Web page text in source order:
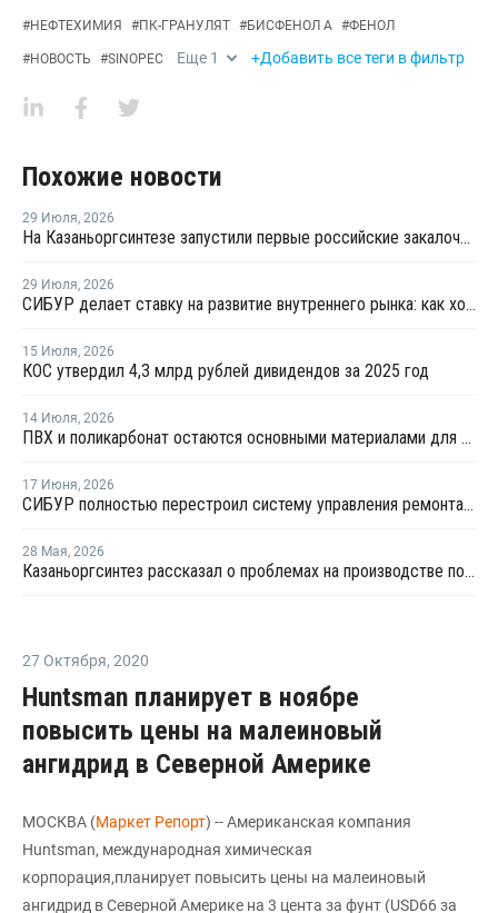
#НЕФТЕХИМИЯ #ПК-ГРАНУЛЯТ #БИСФЕНОЛ А #ФЕНОЛ
#НОВОСТЬ #SINOPEC Еще 1 +Добавить все теги в фильтр
Похожие новости
29 Июля, 2026
На Казаньоргсинтезе запустили первые российские закалочно-испарительные аппараты
29 Июля, 2026
СИБУР делает ставку на развитие внутреннего рынка: как холдинг стимулирует спрос на полимеры в ритейле
15 Июля, 2026
КОС утвердил 4,3 млрд рублей дивидендов за 2025 год
14 Июля, 2026
ПВХ и поликарбонат остаются основными материалами для производства банковских карт
17 Июня, 2026
СИБУР полностью перестроил систему управления ремонтами на КОСе
28 Мая, 2026
Казаньоргсинтез рассказал о проблемах на производстве поликарбоната
27 Октября, 2020
Huntsman планирует в ноябре
повысить цены на малеиновый
ангидрид в Северной Америке
МОСКВА (Маркет Репорт) -- Американская компания
Huntsman, международная химическая
корпорация,планирует повысить цены на малеиновый
ангидрид в Северной Америке на 3 цента за фунт (USD66 за